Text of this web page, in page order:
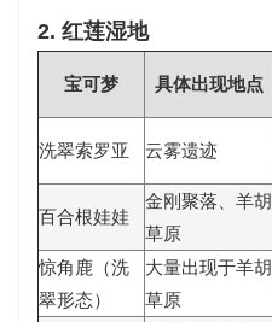
2. 红莲湿地
宝可梦 具体出现地点
洗翠索罗亚 云雾遗迹
百合根娃娃
金刚聚落、羊胡
草原
惊角鹿（洗
翠形态）
大量出现于羊胡
草原